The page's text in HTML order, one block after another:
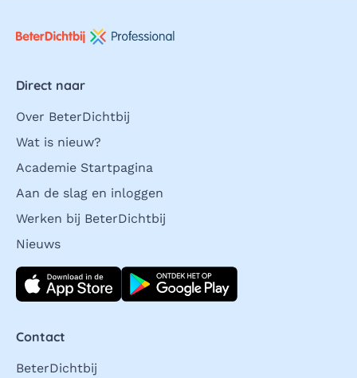
Direct naar
Over BeterDichtbij
Wat is nieuw?
Academie Startpagina
Aan de slag en inloggen
Werken bij BeterDichtbij
Nieuws
Download direct
Contact
BeterDichtbij